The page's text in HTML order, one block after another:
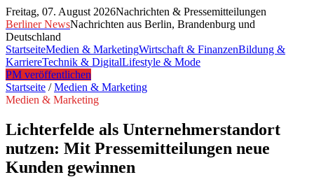
Freitag, 07. August 2026Nachrichten & Pressemitteilungen
Berliner NewsNachrichten aus Berlin, Brandenburg und
Deutschland
StartseiteMedien & MarketingWirtschaft & FinanzenBildung &
KarriereTechnik & DigitalLifestyle & Mode
PM veröffentlichen
Startseite /Medien & Marketing
Medien & Marketing
Lichterfelde als Unternehmerstandort
nutzen: Mit Pressemitteilungen neue
Kunden gewinnen